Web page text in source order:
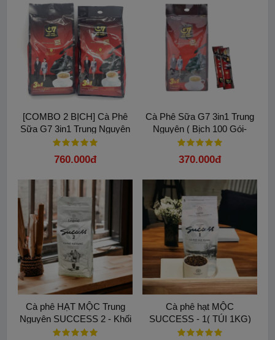
[COMBO 2 BỊCH] Cà Phê
Sữa G7 3in1 Trung Nguyên
( Bịch 100 Gói x 16gam).
760.000đ
Cà Phê Sữa G7 3in1 Trung
Nguyên ( Bịch 100 Gói-
16gam)
370.000đ
Cà phê HẠT MỘC Trung
Nguyên SUCCESS 2 - Khối
lượng 1Kg/ TÚI
Cà phê hạt MỘC
SUCCESS - 1( TÚI 1KG)
Trung Nguyên Legend